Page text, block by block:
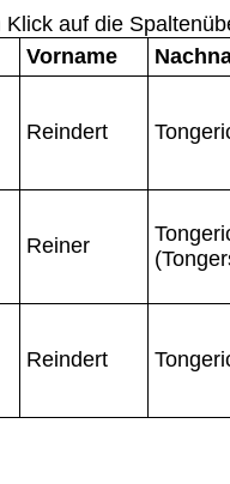
auf die
Vorname
Reindert
Reiner
Reindert